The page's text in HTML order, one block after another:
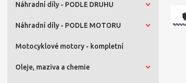
Náhradní díly - PODLE DRUHU
Náhradní díly - PODLE MOTORU
Motocyklové motory - kompletní
Oleje, maziva a chemie